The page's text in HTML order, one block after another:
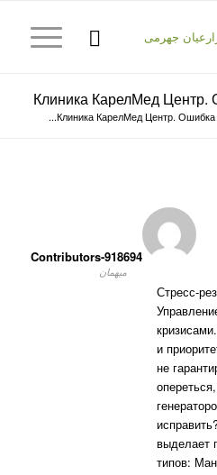
Contributors-918694
میهمان
Стресс-
и
не
выделает
типов: